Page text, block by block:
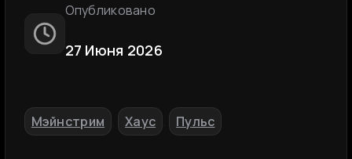
Опубликовано
27 Июня 2026
Мэйнстрим Хаус Пульс